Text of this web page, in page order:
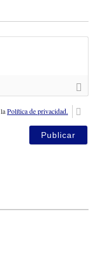
Política de privacidad.